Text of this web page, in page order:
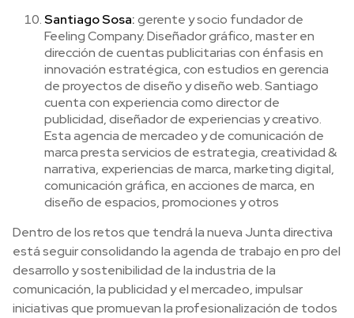
Santiago Sosa:gerente y socio fundador de
Feeling Company. Diseñador gráfico, master en
dirección de cuentas publicitarias con énfasis en
innovación estratégica, con estudios en gerencia
de proyectos de diseño y diseño web. Santiago
cuenta con experiencia como director de
publicidad, diseñador de experiencias y creativo.
Esta agencia de mercadeo y de comunicación de
marca presta servicios de estrategia, creatividad &
narrativa, experiencias de marca, marketing digital,
comunicación gráfica, en acciones de marca, en
diseño de espacios, promociones y otros
Dentro de los retos que tendrá la nueva Junta directiva
está seguir consolidando la agenda de trabajo en pro del
desarrollo y sostenibilidad de la industria de la
comunicación, la publicidad y el mercadeo, impulsar
iniciativas que promuevan la profesionalización de todos